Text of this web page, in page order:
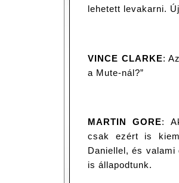
lehetett levakarni.
VINCE CLARKE:
a Mute-nál?”
MARTIN GORE:
csak ezért is
Daniellel, és
is állapodtunk.